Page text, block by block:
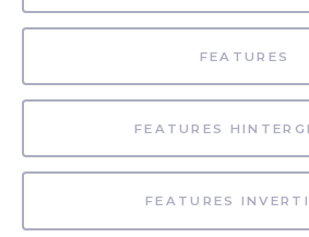
FEATURES
FEATURES
FEATURES